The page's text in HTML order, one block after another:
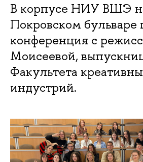
В корпусе НИУ ВШЭ
Покровском
конференция с
Моисеевой,
Факультета
индустрий.